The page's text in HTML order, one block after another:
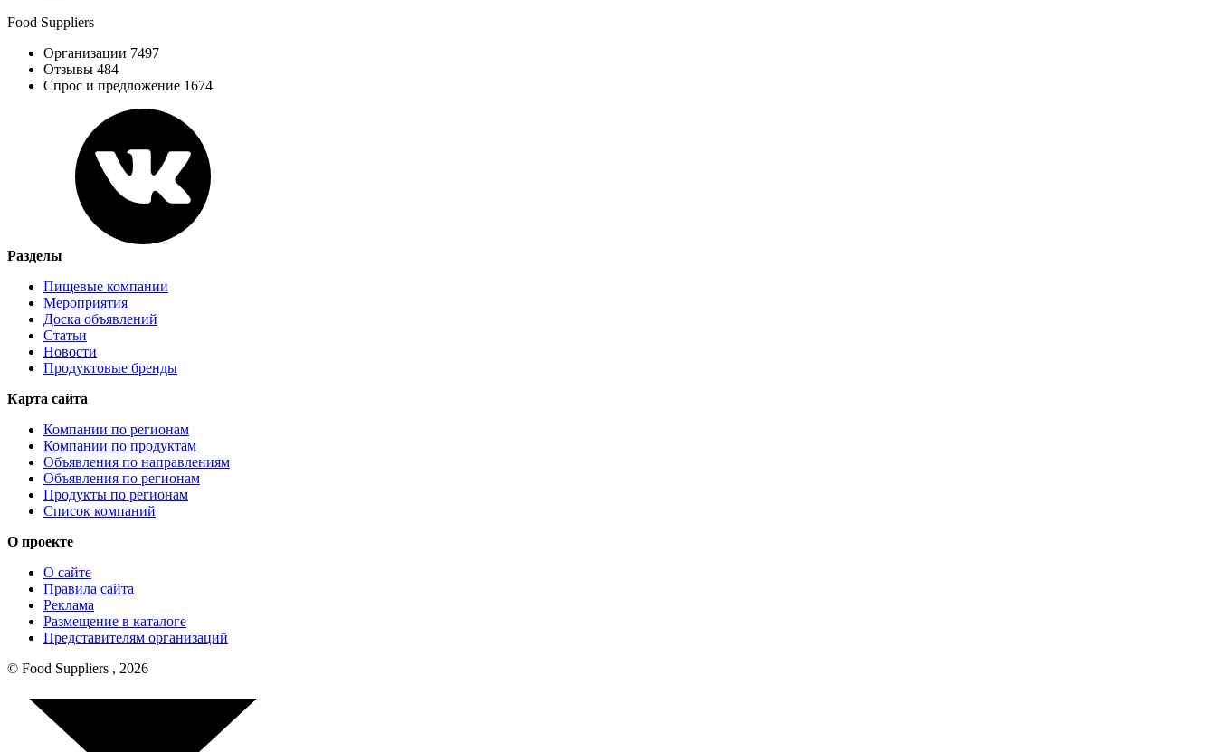
Food Suppliers
Организации 7497
Отзывы 484
Спрос и предложение 1674
Разделы
Пищевые компании
Мероприятия
Доска объявлений
Статьи
Новости
Продуктовые бренды
Карта сайта
Компании по регионам
Компании по продуктам
Объявления по направлениям
Объявления по регионам
Продукты по регионам
Список компаний
О проекте
О сайте
Правила сайта
Реклама
Размещение в каталоге
Представителям организаций
© Food Suppliers , 2026